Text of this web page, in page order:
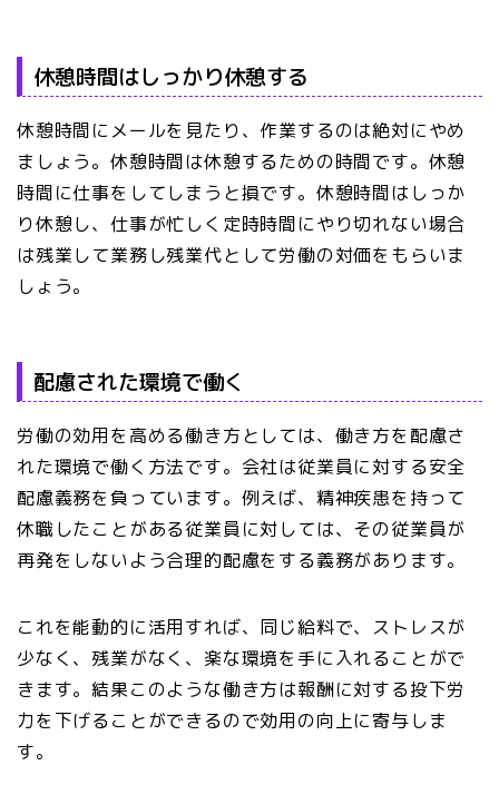
休憩時間はしっかり休憩する
休憩時間にメールを見たり、作業するのは絶対にやめ
ましょう。休憩時間は休憩するための時間です。休憩
時間に仕事をしてしまうと損です。休憩時間はしっか
り休憩し、仕事が忙しく定時時間にやり切れない場合
は残業して業務し残業代として労働の対価をもらいま
しょう。
配慮された環境で働く
労働の効用を高める働き方としては、働き方を配慮さ
れた環境で働く方法です。会社は従業員に対する安全
配慮義務を負っています。例えば、精神疾患を持って
休職したことがある従業員に対しては、その従業員が
再発をしないよう合理的配慮をする義務があります。
これを能動的に活用すれば、同じ給料で、ストレスが
少なく、残業がなく、楽な環境を手に入れることがで
きます。結果このような働き方は報酬に対する投下労
力を下げることができるので効用の向上に寄与しま
す。